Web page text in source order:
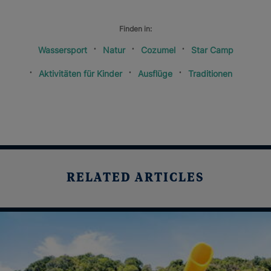
Finden in:
Wassersport Natur Cozumel Star Camp
Aktivitäten für Kinder Ausflüge Traditionen
RELATED ARTICLES